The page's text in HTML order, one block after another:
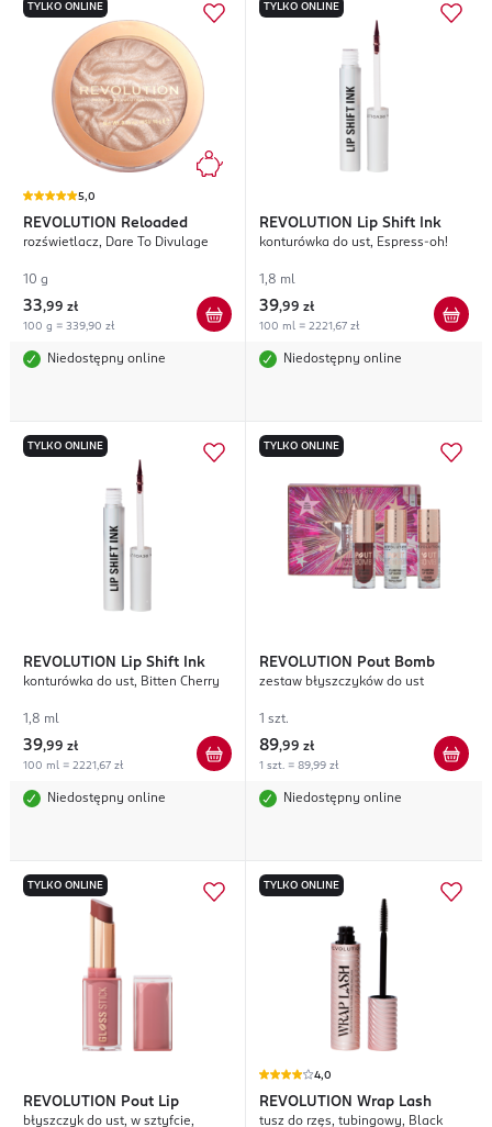
TYLKO ONLINE
5,0
REVOLUTION Reloaded
rozświetlacz, Dare To Divulage
10 g
33,99 zł
100 g = 339,90 zł
Niedostępny online
TYLKO ONLINE
REVOLUTION Lip Shift Ink
konturówka do ust, Espress-oh!
1,8 ml
39,99 zł
100 ml = 2221,67 zł
Niedostępny online
TYLKO ONLINE
REVOLUTION Lip Shift Ink
konturówka do ust, Bitten Cherry
1,8 ml
39,99 zł
100 ml = 2221,67 zł
Niedostępny online
TYLKO ONLINE
REVOLUTION Pout Bomb
zestaw błyszczyków do ust
1 szt.
89,99 zł
1 szt. = 89,99 zł
Niedostępny online
TYLKO ONLINE
REVOLUTION Pout Lip
błyszczyk do ust, w sztyfcie,
TYLKO ONLINE
4,0
REVOLUTION Wrap Lash
tusz do rzęs, tubingowy, Black